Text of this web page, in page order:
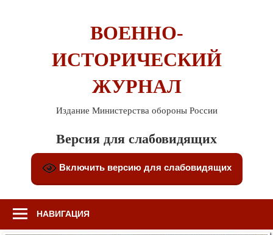
ВОЕННО-
ИСТОРИЧЕСКИЙ
ЖУРНАЛ
Издание Министерства обороны России
Версия для слабовидящих
Включить версию для слабовидящих
НАВИГАЦИЯ